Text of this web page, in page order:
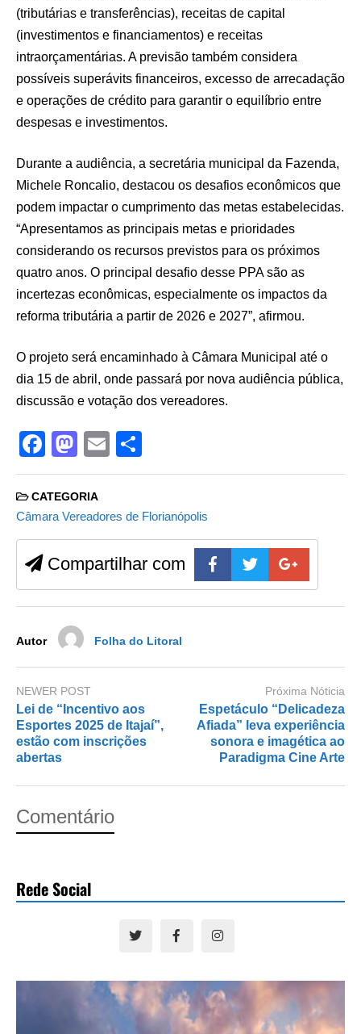
(tributárias e transferências), receitas de capital
(investimentos e financiamentos) e receitas
intraorçamentárias. A previsão também considera
possíveis superávits financeiros, excesso de arrecadação
e operações de crédito para garantir o equilíbrio entre
despesas e investimentos.
Durante a audiência, a secretária municipal da Fazenda,
Michele Roncalio, destacou os desafios econômicos que
podem impactar o cumprimento das metas estabelecidas.
“Apresentamos as principais metas e prioridades
considerando os recursos previstos para os próximos
quatro anos. O principal desafio desse PPA são as
incertezas econômicas, especialmente os impactos da
reforma tributária a partir de 2026 e 2027”, afirmou.
O projeto será encaminhado à Câmara Municipal até o
dia 15 de abril, onde passará por nova audiência pública,
discussão e votação dos vereadores.
F
a
c
e
b
o
o
M
a
st
o
d
o
n
E
m h
e
CATEGORIA
Câmara Vereadores de Florianópolis
Compartilhar com
Autor Folha do Litoral
NEWER POST
Lei de “Incentivo aos
Esportes 2025 de Itajaí”,
estão com inscrições
abertas
Próxima Nóticia
Espetáculo “Delicadeza
Afiada” leva experiência
sonora e imagética ao
Paradigma Cine Arte
Comentário
Rede Social